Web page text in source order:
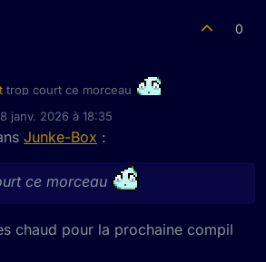
0
trop court ce morceau
janv. 2026 à 18:35
par
Junke-Box :
ce morceau
chaud pour la prochaine compil